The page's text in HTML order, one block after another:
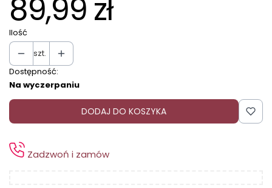
89,99 zł
Ilość
szt.
Dostępność:
Na wyczerpaniu
DODAJ DO KOSZYKA
Zadzwoń i zamów